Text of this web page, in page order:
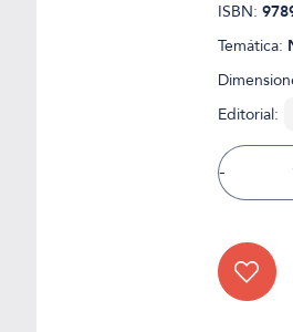
ISBN:
Temática:
Editorial:
-